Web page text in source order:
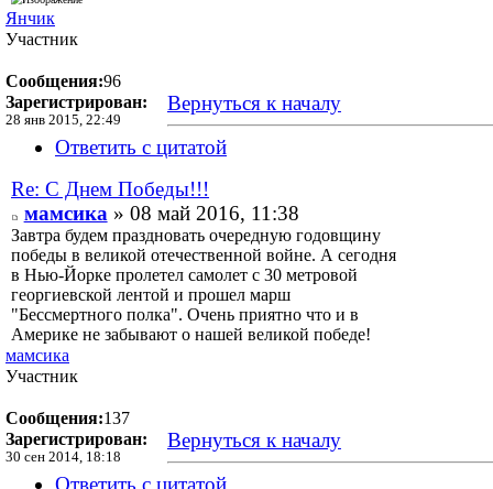
Янчик
Участник
Сообщения:96
Зарегистрирован:
28 янв 2015, 22:49
Вернуться к началу
Ответить с цитатой
Re: С Днем Победы!!!
мамсика» 08 май 2016, 11:38
Завтра будем праздновать очередную годовщину
победы в великой отечественной войне. А сегодня
в Нью-Йорке пролетел самолет с 30 метровой
георгиевской лентой и прошел марш
"Бессмертного полка". Очень приятно что и в
Америке не забывают о нашей великой победе!
мамсика
Участник
Сообщения:137
Зарегистрирован:
30 сен 2014, 18:18
Вернуться к началу
Ответить с цитатой